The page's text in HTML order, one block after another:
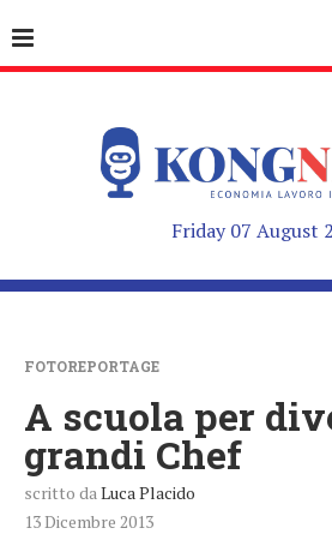
Friday 07 August
FOTOREPORTAGE
A scuola per
grandi Chef
scritto da Luca Placido
13 Dicembre 2013